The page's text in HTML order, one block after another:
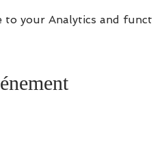
to your Analytics and